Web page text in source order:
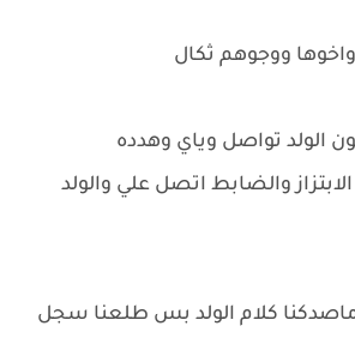
واخوها ووجوهم ثكال
الولد تواصل وياي وهدده
والضابط اتصل علي والولد
كلام الولد بس طلعنا سجل